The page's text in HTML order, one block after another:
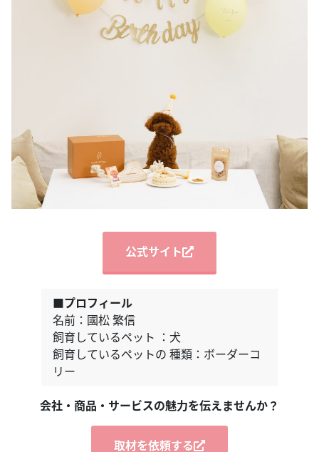
公式サイト
■プロフィール
名前：國松 繁信
飼育しているペット ：犬
飼育しているペットの 種類：ボーダーコ
リー
会社・商品・サービスの魅力を伝えませんか？
取材を依頼する